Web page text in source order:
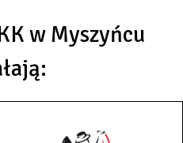
w Myszyńcu